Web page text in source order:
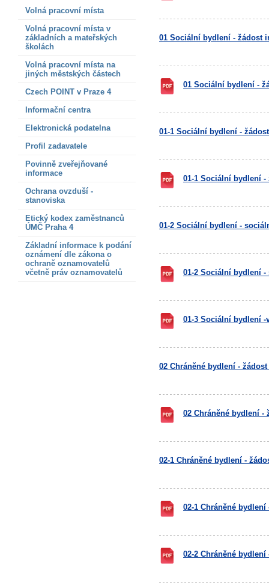
Volná pracovní místa
Volná pracovní místa v
základních a mateřských
školách
Volná pracovní místa na
jiných městských částech
Czech POINT v Praze 4
Informační centra
Elektronická podatelna
Profil zadavatele
Povinně zveřejňované
informace
Ochrana ovzduší -
stanoviska
Etický kodex zaměstnanců
ÚMČ Praha 4
Základní informace k podání
oznámení dle zákona o
ochraně oznamovatelů
včetně práv oznamovatelů
01 Sociální bydlení - žádost
01 Sociální bydlení -
01-1 Sociální bydlení -
01-1 Sociální bydlení
01-2 Sociální bydlení -
01-2 Sociální bydlení
01-3 Sociální bydlení
02 Chráněné bydlení -
02 Chráněné bydlení -
02-1 Chráněné bydlení -
02-1 Chráněné
02-2 Chráněné